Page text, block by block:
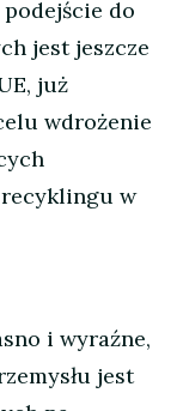
do
jest jeszcze
już
wdrożenie
recyklingu w
i wyraźne,
jest